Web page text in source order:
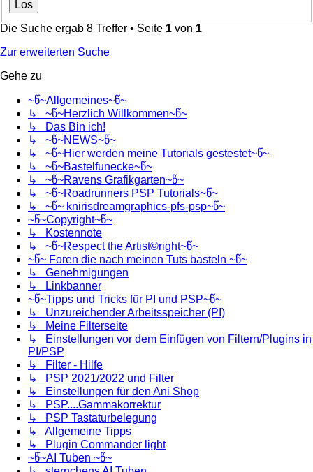
Die Suche ergab 8 Treffer • Seite 1 von 1
Zur erweiterten Suche
Gehe zu
~წ~Allgemeines~წ~
↳ ~წ~Herzlich Willkommen~წ~
↳ Das Bin ich!
↳ ~წ~NEWS~წ~
↳ ~წ~Hier werden meine Tutorials gestestet~წ~
↳ ~წ~Bastelfunecke~წ~
↳ ~წ~Ravens Grafikgarten~წ~
↳ ~წ~Roadrunners PSP Tutorials~წ~
↳ ~წ~ knirisdreamgraphics-pfs-psp~წ~
~წ~Copyright~წ~
↳ Kostennote
↳ ~წ~Respect the Artist©right~წ~
~წ~ Foren die nach meinen Tuts basteln ~წ~
↳ Genehmigungen
↳ Linkbanner
~წ~Tipps und Tricks für PI und PSP~წ~
↳ Unzureichender Arbeitsspeicher (PI)
↳ Meine Filterseite
↳ Einstellungen vor dem Einfügen von Filtern/Plugins in
PI/PSP
↳ Filter - Hilfe
↳ PSP 2021/2022 und Filter
↳ Einstellungen für den Ani Shop
↳ PSP....Gammakorrektur
↳ PSP Tastaturbelegung
↳ Allgemeine Tipps
↳ Plugin Commander light
~წ~AI Tuben ~წ~